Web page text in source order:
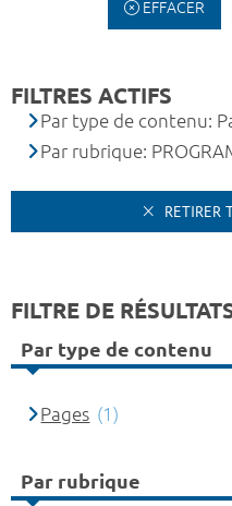
EFFACER
FILTRES ACTIFS
Par type de contenu:
Par rubrique:
RETIRER
FILTRE DE
Par type de contenu
Pages (1)
Par rubrique